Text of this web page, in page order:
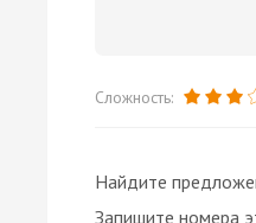
Сложность:
Найдите
Запишите номера